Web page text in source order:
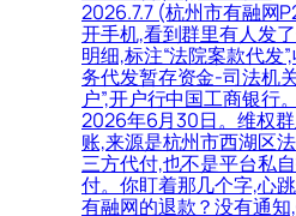
2026.7.7 (杭州市有融网
开手机,看到群里有人发
明细,标注“法院案款代发
务代发暂存资金-司法机
户”,开户行中国工商银行
2026年6月30日。维权
账,来源是杭州市西湖区
三方代付,也不是平台私
付。你盯着那几个字,心
有融网的退款？没有通